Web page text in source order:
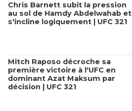
Chris Barnett subit la pression
au sol de Hamdy Abdelwahab et
s'incline logiquement | UFC 321
Mitch Raposo décroche sa
première victoire à l'UFC en
dominant Azat Maksum par
décision | UFC 321